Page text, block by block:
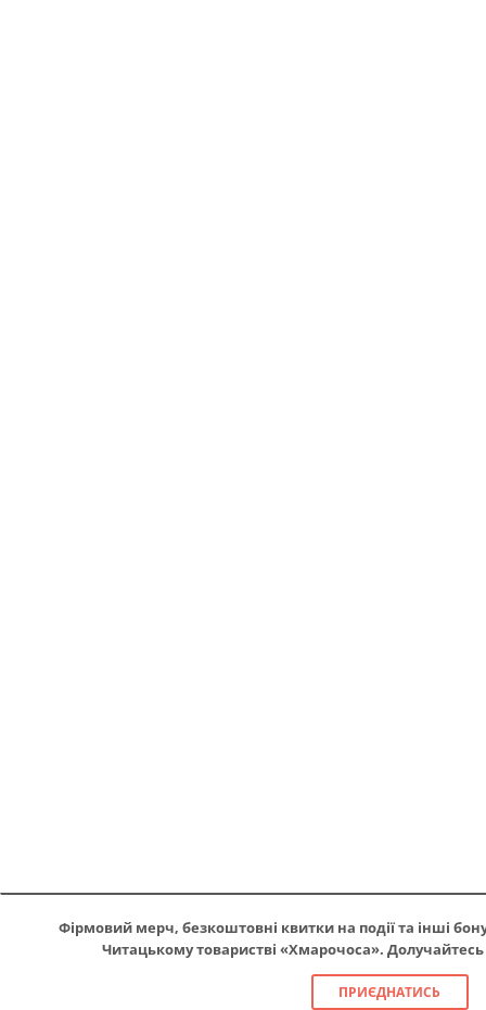
Фірмовий мерч, безкоштовні квитки на події та інші
Читацькому товаристві «Хмарочоса». Долучайтесь
ПРИЄДНАТИСЬ